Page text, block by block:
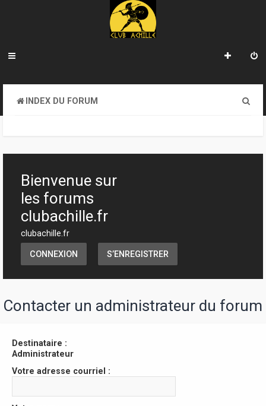
INDEX DU FORUM
h
Bienvenue sur
les forums
clubachille.fr
clubachille.fr
CONNEXION S’ENREGISTRER
Contacter un administrateur du forum
Destinataire :
Administrateur
Votre adresse courriel :